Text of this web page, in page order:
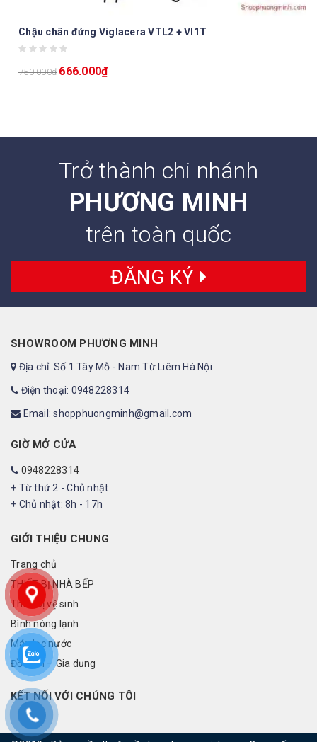
Chậu chân đứng Viglacera VTL2 + VI1T
750.000₫ 666.000₫
Trở thành chi nhánh
PHƯƠNG MINH
trên toàn quốc
ĐĂNG KÝ
SHOWROOM PHƯƠNG MINH
Địa chỉ: Số 1 Tây Mỗ - Nam Từ Liêm Hà Nội
Điện thoại: 0948228314
Email: shopphuongminh@gmail.com
GIỜ MỞ CỬA
0948228314
+ Từ thứ 2 - Chủ nhật
+ Chủ nhật: 8h - 17h
GIỚI THIỆU CHUNG
Trang chủ
THIẾT BỊ NHÀ BẾP
Thiết bị vệ sinh
Bình nóng lạnh
Máy lọc nước
Đồ điện – Gia dụng
KẾT NỐI VỚI CHÚNG TÔI